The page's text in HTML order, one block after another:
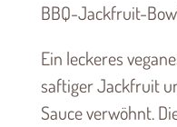
BBQ-Jackfruit-
Ein leckeres
saftiger Jackfruit
Sauce verwöhnt.